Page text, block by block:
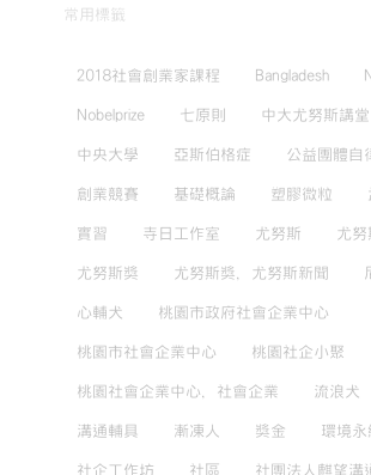
常用標籤
2018社會創業家課程 Bangladesh
Nobelprize 七原則 中大尤努斯講堂
中央大學 亞斯伯格症 公益團體自
創業競賽 基礎概論 塑膠微粒
實習 寺日工作室 尤努斯 尤努
尤努斯獎 尤努斯獎，尤努斯新聞
心輔犬 桃園市政府社會企業中心
桃園市社會企業中心 桃園社企小聚
桃園社會企業中心，社會企業 流浪犬
溝通輔具 漸凍人 獎金 環境永
社企工作坊 社區 社團法人麒望溝